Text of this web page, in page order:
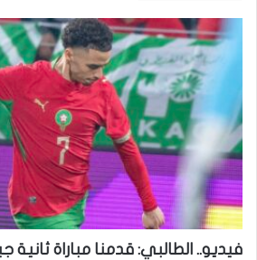
فيديو.. الطالبي: قدمنا مباراة ثانية